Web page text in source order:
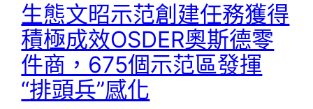
生態文昭示范創建任務獲得
積極成效OSDER奧斯德零
件商，675個示范區發揮
“排頭兵”感化